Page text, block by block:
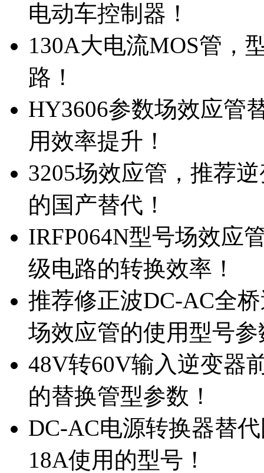
电动车控制器！
130A大电流MOS管，
路！
HY3606参数场效应管
用效率提升！
3205场效应管，推荐
的国产替代！
IRFP064N型号场效应
级电路的转换效率！
推荐修正波DC-AC全
场效应管的使用型号参
48V转60V输入逆变器
的替换管型参数！
DC-AC电源转换器替
18A使用的型号！